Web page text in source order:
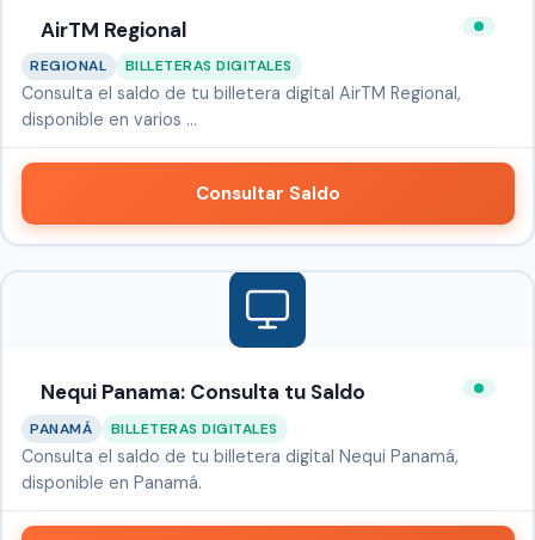
AirTM Regional
REGIONAL BILLETERAS DIGITALES
Consulta el saldo de tu billetera digital AirTM Regional,
disponible en varios …
Consultar Saldo
Nequi Panama: Consulta tu Saldo
PANAMÁ BILLETERAS DIGITALES
Consulta el saldo de tu billetera digital Nequi Panamá,
disponible en Panamá.